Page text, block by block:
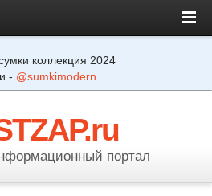
коллекция 2024
- @sumkimodern
портал